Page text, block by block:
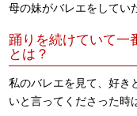
母の妹がバレエをしてい
踊りを続けていて一
とは？
私のバレエを見て、好き
いと言ってくださった時